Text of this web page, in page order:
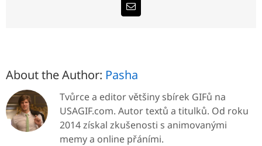
About the Author: Pasha
Tvůrce a editor většiny sbírek GIFů na
USAGIF.com. Autor textů a titulků. Od roku
2014 získal zkušenosti s animovanými
memy a online přáními.